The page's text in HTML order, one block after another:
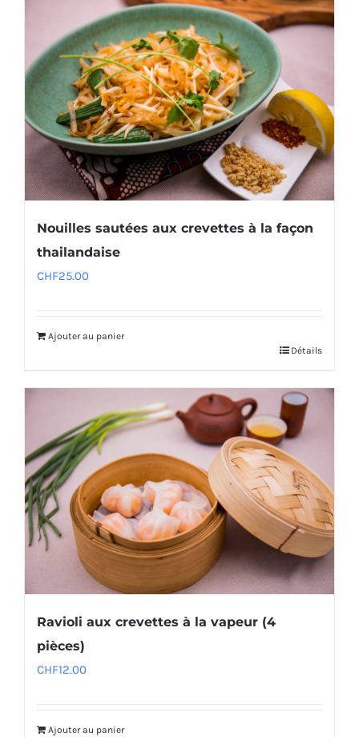
Nouilles sautées aux crevettes à la façon
thailandaise
CHF25.00
Ajouter au panier
Détails
Ravioli aux crevettes à la vapeur (4
pièces)
CHF12.00
Ajouter au panier